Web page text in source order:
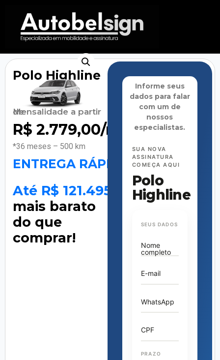
Polo Highline
Mensalidade a partir de
R$ 2.779,00/mês
*36 meses – 500 km
ENTREGA RÁPIDA
Até R$ 121.495
mais barato
do que
comprar!
Informe seus
dados para falar
com um de
nossos
especialistas.
SUA NOVA
ASSINATURA
COMEÇA AQUI
Polo
Highline
SEUS DADOS
Nome
completo
E-mail
WhatsApp
CPF
PRAZO